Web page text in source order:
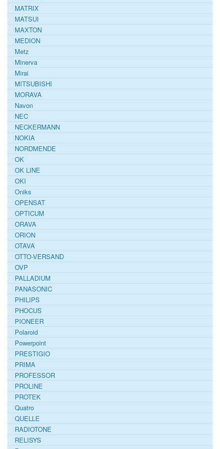
MATRIX
MATSUI
MAXTON
MEDION
Metz
Minerva
Mirai
MITSUBISHI
MORAVA
Navon
NEC
NECKERMANN
NOKIA
NORDMENDE
OK
OK LINE
OKI
Oniks
OPENSAT
OPTICUM
ORAVA
ORION
OTAVA
OTTO-VERSAND
OVP
PALLADIUM
PANASONIC
PHILIPS
PHOCUS
PIONEER
Polaroid
Powerpoint
PRESTIGIO
PRIMA
PROFESSOR
PROLINE
PROTEK
Quatro
QUELLE
RADIOTONE
RELISYS